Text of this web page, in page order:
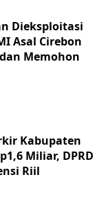
Dieksploitasi
Asal Cirebon
Memohon
Kabupaten
Miliar, DPRD
Riil